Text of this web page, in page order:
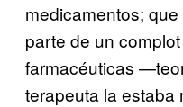
medicamentos;
parte de un
farmacéuticas
terapeuta la estaba